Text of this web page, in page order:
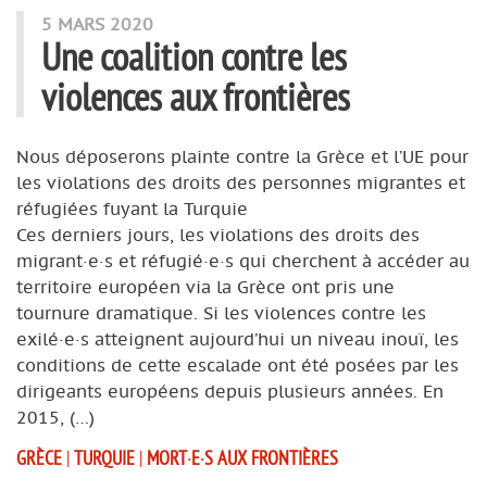
5 MARS 2020
Une coalition contre les
violences aux frontières
Nous déposerons plainte contre la Grèce et l’UE pour
les violations des droits des personnes migrantes et
réfugiées fuyant la Turquie
Ces derniers jours, les violations des droits des
migrant·e·s et réfugié·e·s qui cherchent à accéder au
territoire européen via la Grèce ont pris une
tournure dramatique. Si les violences contre les
exilé·e·s atteignent aujourd’hui un niveau inouï, les
conditions de cette escalade ont été posées par les
dirigeants européens depuis plusieurs années. En
2015, (…)
GRÈCE |TURQUIE | MORT·E·S AUX FRONTIÈRES